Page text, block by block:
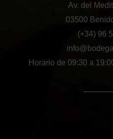
Av. del
03500
(+34) 96
Horario de 09:30 a